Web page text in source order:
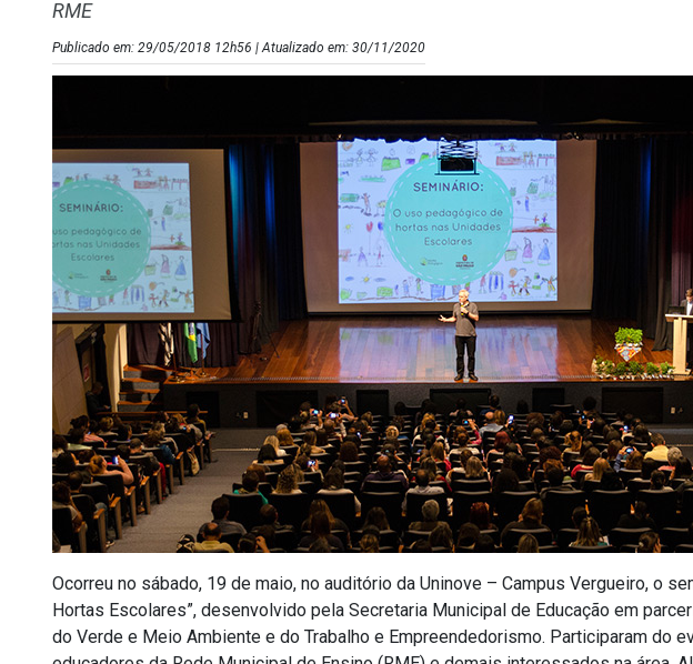
RME
Publicado em: 29/05/2018 12h56 | Atualizado em: 30/11/2020
Ocorreu no sábado, 19 de maio, no auditório da Uninove – Campus Vergueiro, o
Hortas Escolares”, desenvolvido pela Secretaria Municipal de Educação em
do Verde e Meio Ambiente e do Trabalho e Empreendedorismo. Participaram do